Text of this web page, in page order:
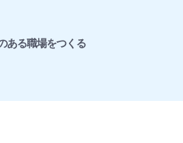
ある職場をつくる